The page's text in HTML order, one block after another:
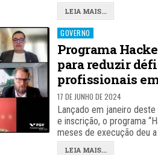
LEIA MAIS...
Posted
in
GOVERNO
Programa
para reduzir
profissionais
17 DE JUNHO DE 2024
Lançado em janeiro
e inscrição, o programa
meses de execução deu
LEIA MAIS...